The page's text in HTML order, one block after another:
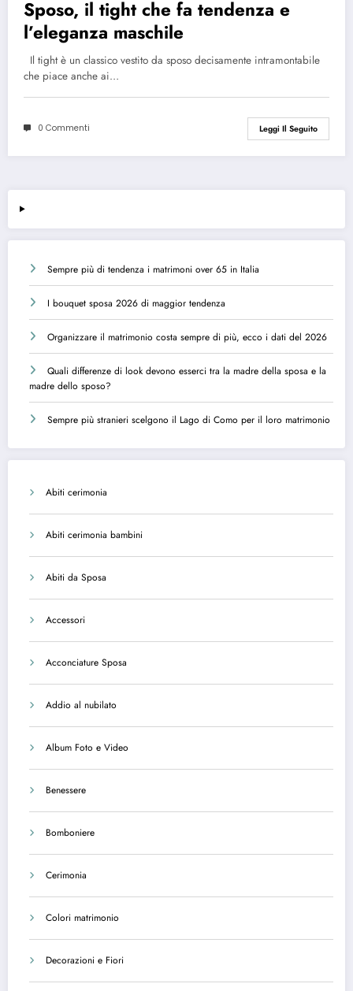
Sposo, il tight che fa tendenza e
l’eleganza maschile
Il tight è un classico vestito da sposo decisamente intramontabile
che piace anche ai…
0 Commenti Leggi Il Seguito
Sempre più di tendenza i matrimoni over 65 in Italia
I bouquet sposa 2026 di maggior tendenza
Organizzare il matrimonio costa sempre di più, ecco i dati del 2026
Quali differenze di look devono esserci tra la madre della sposa e la
madre dello sposo?
Sempre più stranieri scelgono il Lago di Como per il loro matrimonio
Abiti cerimonia
Abiti cerimonia bambini
Abiti da Sposa
Accessori
Acconciature Sposa
Addio al nubilato
Album Foto e Video
Benessere
Bomboniere
Cerimonia
Colori matrimonio
Decorazioni e Fiori